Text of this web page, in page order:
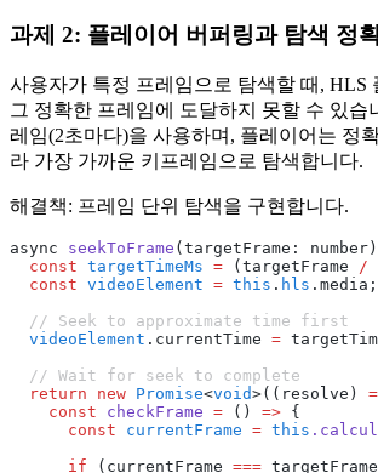
과제 2: 플레이어 버퍼링과 탐색 정
사용자가 특정 프레임으로 탐색할 때, HLS
그 정확한 프레임에 도달하지 못할 수 있습
레임(2초마다)을 사용하며, 플레이어는 정
라 가장 가까운 키프레임으로 탐색합니다.
해결책: 프레임 단위 탐색을 구현합니다.
async seekToFrame (targetFrame:
  const
targetTimeMs = (targetFrame /
  const
videoElement = this . hls .media;
  // Seek to approximate time first
  videoElement
.currentTime =
  // Wait for seek to complete
  return
new Promise<void>((resolve)
    const
checkFrame = () => {
      const
currentFrame = this
      if
(currentFrame ===